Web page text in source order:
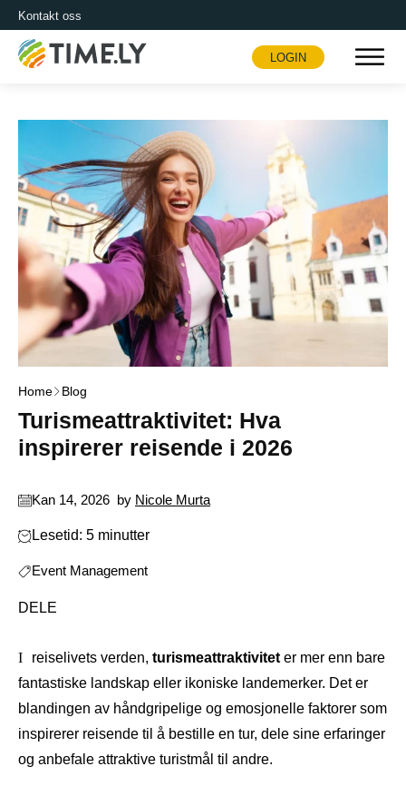
Kontakt oss
Timely
LOGIN
Home Blog
Turismeattraktivitet: Hva
inspirerer reisende i 2026
Kan 14, 2026 by Nicole Murta
Lesetid: 5 minutter
Event Management
DELE
I reiselivets verden,turismeattraktivitet er mer enn bare
fantastiske landskap eller ikoniske landemerker. Det er
blandingen av håndgripelige og emosjonelle faktorer som
inspirerer reisende til å bestille en tur, dele sine erfaringer
og anbefale attraktive turistmål til andre.